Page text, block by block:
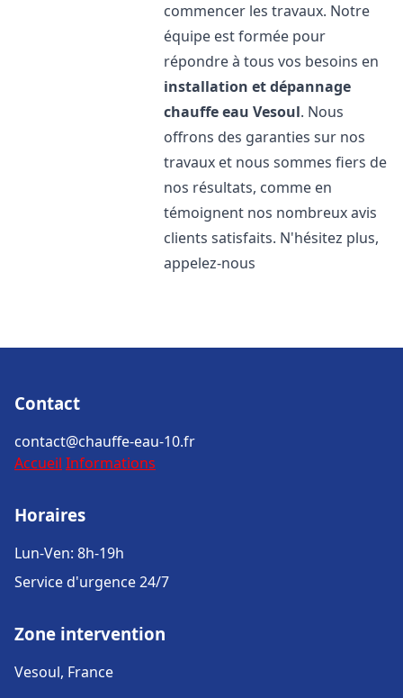
commencer les travaux. Notre
équipe est formée pour
répondre à tous vos besoins en
installation et dépannage
chauffe eau Vesoul. Nous
offrons des garanties sur nos
travaux et nous sommes fiers de
nos résultats, comme en
témoignent nos nombreux avis
clients satisfaits. N'hésitez plus,
appelez-nous
Contact
contact@chauffe-eau-10.fr
Accueil Informations
Horaires
Lun-Ven: 8h-19h
Service d'urgence 24/7
Zone intervention
Vesoul, France